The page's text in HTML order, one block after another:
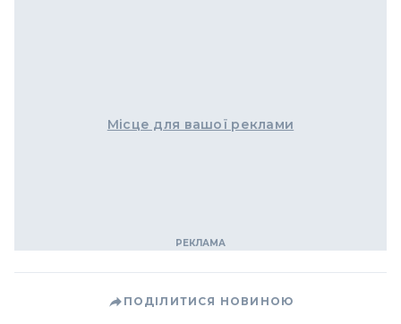
Місце для вашої реклами
ПОДІЛИТИСЯ НОВИНОЮ